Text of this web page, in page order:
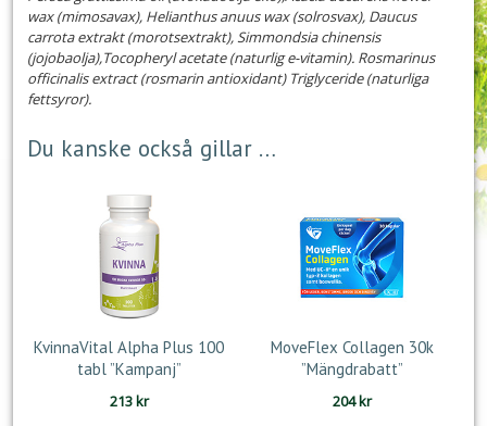
wax (mimosavax), Helianthus anuus wax (solrosvax), Daucus
carrota extrakt (morotsextrakt), Simmondsia chinensis
(jojobaolja),Tocopheryl acetate (naturlig e-vitamin). Rosmarinus
officinalis extract (rosmarin antioxidant) Triglyceride (naturliga
fettsyror).
Du kanske också gillar …
KvinnaVital Alpha Plus 100
tabl ”Kampanj”
213 kr
MoveFlex Collagen 30k
”Mängdrabatt”
204kr